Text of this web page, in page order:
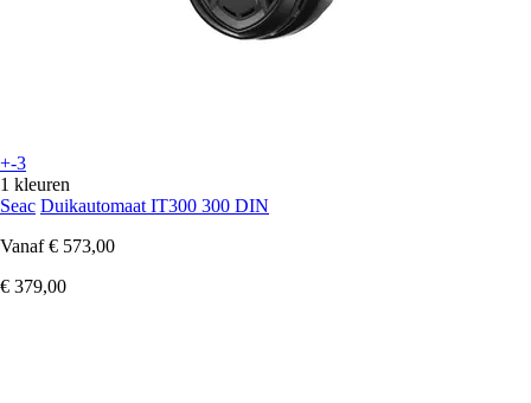
+-3
1 kleuren
Seac Duikautomaat IT300 300 DIN
Vanaf € 573,00
€ 379,00